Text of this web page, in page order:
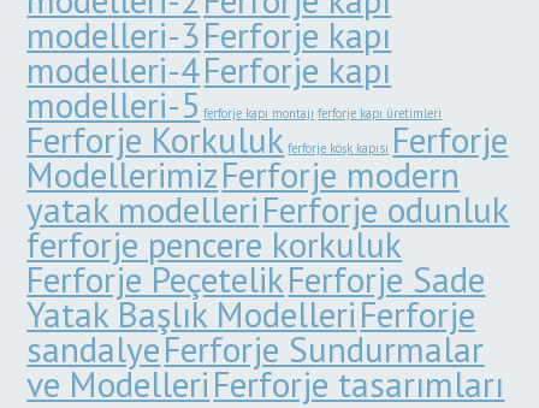
modelleri-3Ferforje kapı
modelleri-4Ferforje kapı
modelleri-5 ferforje kapı montajı ferforje kapı üretimleri
Ferforje Korkuluk ferforje köşk kapısı Ferforje
ModellerimizFerforje modern
yatak modelleriFerforje odunluk
ferforje pencere korkuluk
Ferforje PeçetelikFerforje Sade
Yatak Başlık ModelleriFerforje
sandalyeFerforje Sundurmalar
ve ModelleriFerforje tasarımları